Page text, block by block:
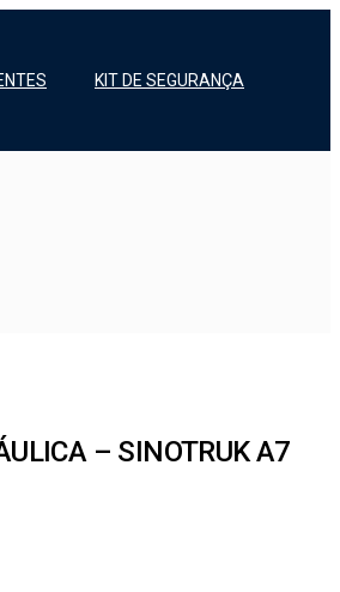
KIT DE SEGURANÇA
– SINOTRUK A7